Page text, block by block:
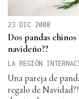
23 DIC 2008
Dos pandas
navideño??
LA REGIÓN
Una pareja de
regalo de